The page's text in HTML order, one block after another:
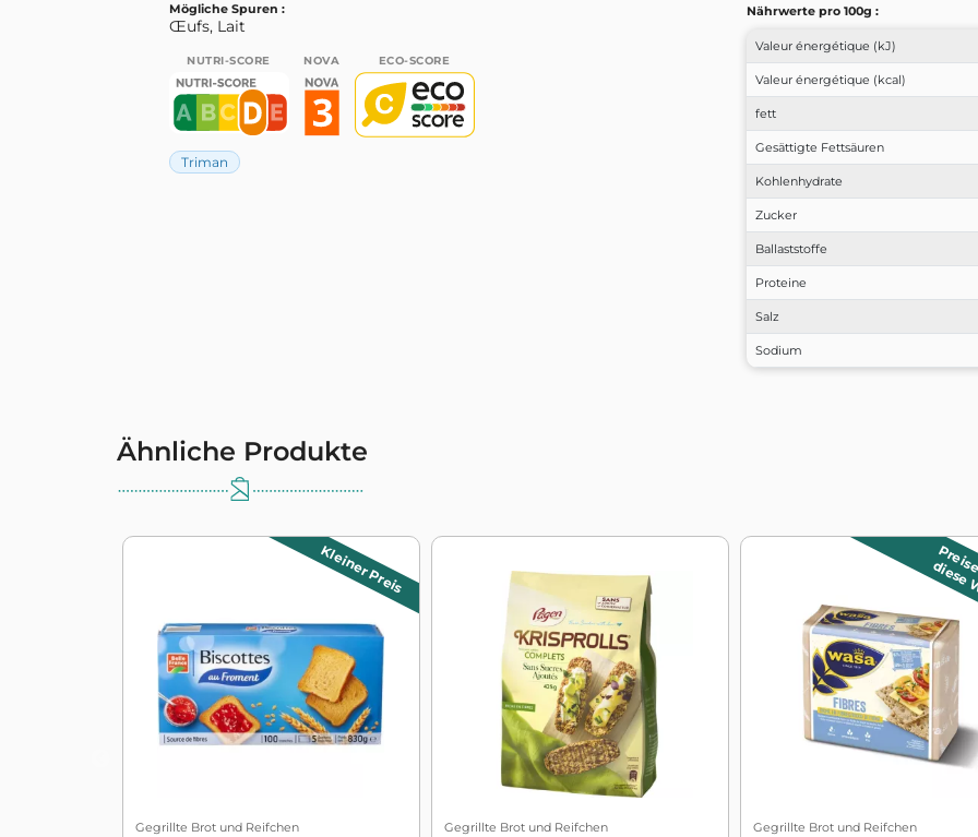
Mögliche Spuren :
Œufs, Lait
NUTRI-SCORE NOVA ECO-SCORE
Triman
Nährwerte pro 100g :
Valeur énergétique (kJ)
Valeur énergétique (kcal)
fett
Gesättigte Fettsäuren
Kohlenhydrate
Zucker
Ballaststoffe
Proteine
Salz
Sodium
Ähnliche Produkte
Kleiner Preis
Gegrillte Brot und Reifchen Gegrillte Brot und Reifchen
diese
Gegrillte Brot und Reifchen